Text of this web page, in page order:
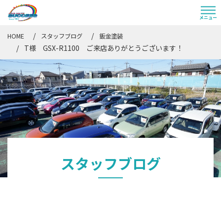
HOME スタッフブログ 鈑金塗装
T様 GSX-R1100 ご来店ありがとうございます！
スタッフブログ